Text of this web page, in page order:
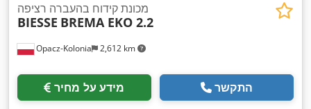
Opacz-Kolonia 2,612 km
מכונת קידוח בהעברה רציפה
BIESSE BREMA EKO 2.2
מידע על מחיר התקשר